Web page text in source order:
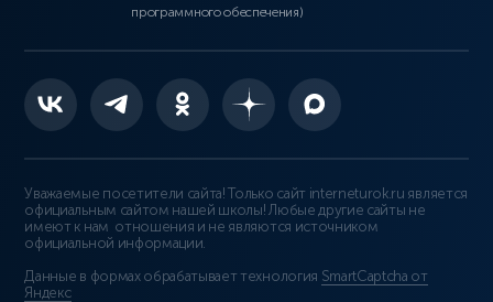
программного обеспечения)
Уважаемые посетители сайта! Только сайт interneturok.ru является
официальным сайтом нашей школы! Любые другие сайты не
имеют к нам отношения и не являются источником
официальной информации.
Данные в формах обрабатывает технология SmartCaptcha от
Яндекс